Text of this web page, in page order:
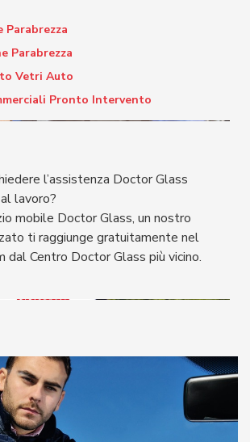
Parabrezza
Parabrezza
Vetri Auto
Pronto Intervento
l’assistenza Doctor Glass
lavoro?
mobile Doctor Glass, un nostro
ti raggiunge gratuitamente nel
dal Centro Doctor Glass più vicino.